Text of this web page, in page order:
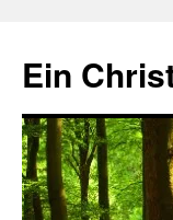
springen
Ein